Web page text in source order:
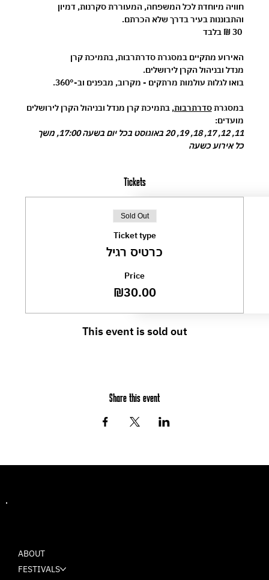
חוויה מיוחדת לכל המשפחה, המעוררת סקרנות, דמיון
והתבוננות בעיר בדרך שלא הכרתם.
30 ₪ בלבד
האירוע מתקיים במסגרת סדרתרבות, בתמיכת קרן
מנדל ובניהול הקרן לירושלים.
בואו לגלות עולמות מרתקים - מקרוב, מבפנים וב-360°.
במסגרת סדרתרבות, בתמיכת קרן מנדל ובניהול הקרן לירושלים
מועדים:
11, 12, 17, 18, 19, 20 באוגוסט בכל יום בשעה 17:00, משך
כל אירוע כשעה
Tickets
Sold Out
Ticket type
כרטיס רגיל
Price
₪30.00
This event is sold out
Share this event
ABOUT
FESTIVALS